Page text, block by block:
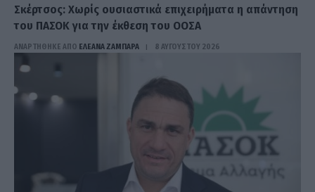
Σκέρτσος: Χωρίς ουσιαστικά επιχειρήματα η απάντηση
του ΠΑΣΟΚ για την έκθεση του ΟΟΣΑ
ΑΝΑΡΤΗΘΗΚΕ ΑΠΟ ΕΛΕΑΝΑ ΖΑΜΠΑΡΑ 8 ΑΥΓΟΎΣΤΟΥ 2026